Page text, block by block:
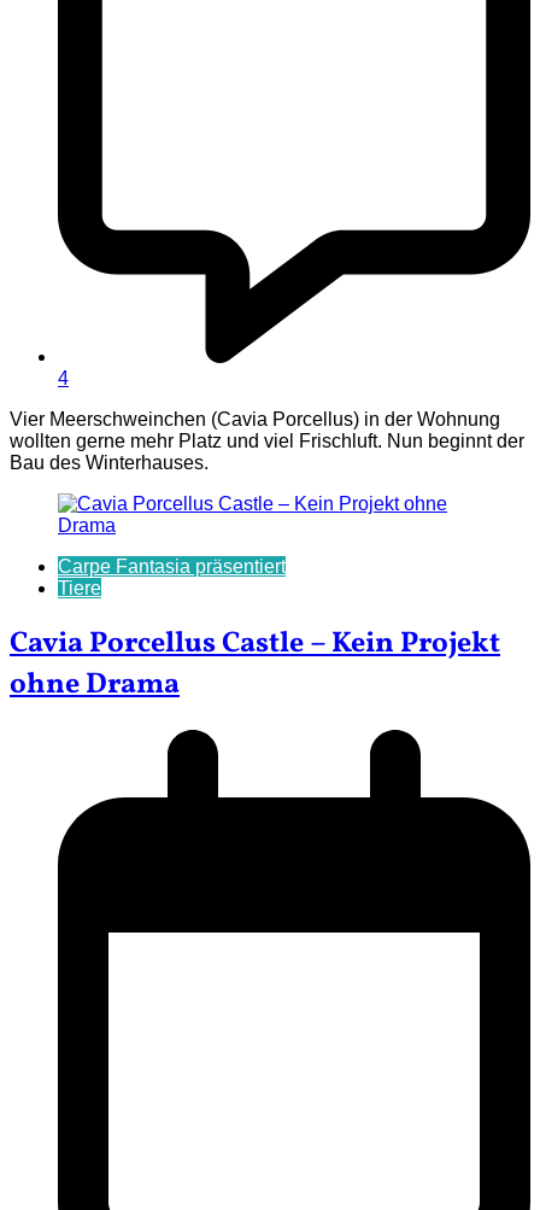
4
Vier Meerschweinchen (Cavia Porcellus) in der Wohnung
wollten gerne mehr Platz und viel Frischluft. Nun beginnt der
Bau des Winterhauses.
Carpe Fantasia präsentiert
Tiere
Cavia Porcellus Castle – Kein Projekt
ohne Drama